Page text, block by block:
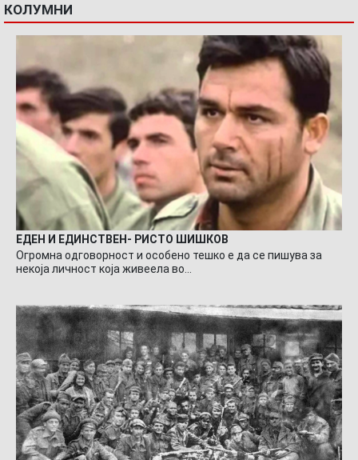
КОЛУМНИ
ЕДЕН И ЕДИНСТВЕН- РИСТО ШИШКОВ
Огромна одговорност и особено тешко е да се пишува за
некоја личност која живеела во…